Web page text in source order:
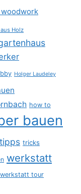
woodwork
Holz
Holger Laudeley
how to
bauen
tipps tricks
werkstatt
werkstatt tour